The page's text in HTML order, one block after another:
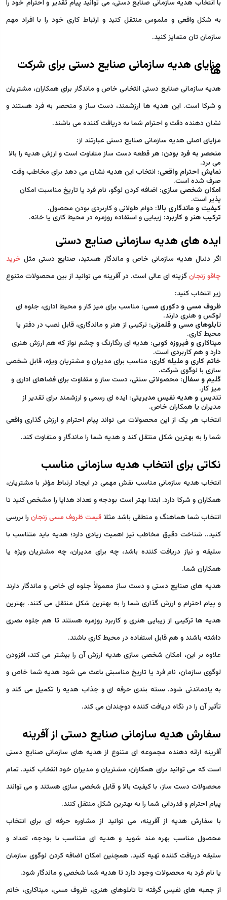
با انتخاب هدیه سازمانی صنایع دستی، می توانید پیام تقدیر و احترام خود را
به شکل واقعی و ملموس منتقل کنید و ارتباط کاری خود را با افراد مهم
سازمان تان متمایز کنید.
مزایای هدیه سازمانی صنایع دستی برای شرکت
ها
هدیه سازمانی صنایع دستی انتخابی خاص و ماندگار برای همکاران، مشتریان
و شرکا است. این هدیه ها ارزشمند، دست ساز و منحصر به فرد هستند و
نشان دهنده دقت و احترام شما به دریافت کننده می باشند.
مزایای اصلی هدیه سازمانی صنایع دستی عبارتند از:
منحصر به فرد بودن: هر قطعه دست ساز متفاوت است و ارزش هدیه را بالا
می برد.
نمایش احترام واقعی: انتخاب این هدیه نشان می دهد برای مخاطب وقت
صرف شده است.
امکان شخصی سازی: اضافه کردن لوگو، نام فرد یا تاریخ مناسبت امکان
پذیر است.
کیفیت و ماندگاری بالا: دوام طولانی و کاربردی بودن محصول.
ترکیب هنر و کاربرد: زیبایی و استفاده روزمره در محیط کاری یا خانه.
ایده های هدیه سازمانی صنایع دستی
اگر دنبال هدیه سازمانی خاص و ماندگار هستید، صنایع دستی مثل خرید
چاقو زنجانگزینه ای عالی است. در آفرینه می توانید از بین محصولات متنوع
زیر انتخاب کنید:
ظروف مسی و دکوری مسی: مناسب برای میز کار و محیط اداری، جلوه ای
لوکس و هنری دارند.
تابلوهای مسی و قلمزنی: ترکیبی از هنر و ماندگاری، قابل نصب در دفتر یا
محیط کاری.
میناکاری و فیروزه کوبی: هدیه ای رنگارنگ و چشم نواز که هم ارزش هنری
دارد و هم کاربردی است.
خاتم کاری و ملیله کاری: مناسب برای مدیران و مشتریان ویژه، قابل شخصی
سازی با لوگوی شرکت.
گلیم و سفال: محصولاتی سنتی، دست ساز و متفاوت برای فضاهای اداری و
میز کار.
تندیس و هدیه نفیس مدیریتی: ایده ای رسمی و ارزشمند برای تقدیر از
مدیران یا همکاران خاص.
انتخاب هر یک از این محصولات می تواند پیام احترام و ارزش گذاری واقعی
شما را به بهترین شکل منتقل کند و هدیه شما را ماندگار و متفاوت کند.
نکاتی برای انتخاب هدیه سازمانی مناسب
انتخاب هدیه سازمانی مناسب نقش مهمی در ایجاد ارتباط مؤثر با مشتریان،
همکاران و شرکا دارد. ابتدا بهتر است بودجه و تعداد هدایا را مشخص کنید تا
انتخاب شما هماهنگ و منطقی باشد مثلا قیمت ظروف مسی زنجان را بررسی
کنید.. شناخت دقیق مخاطب نیز اهمیت زیادی دارد؛ هدیه باید متناسب با
سلیقه و نیاز دریافت کننده باشد، چه برای مدیران، چه مشتریان ویژه یا
همکاران شما.
هدیه های صنایع دستی و دست ساز معمولاً جلوه ای خاص و ماندگار دارند
و پیام احترام و ارزش گذاری شما را به بهترین شکل منتقل می کنند. بهترین
هدیه ها ترکیبی از زیبایی هنری و کاربرد روزمره هستند تا هم جلوه بصری
داشته باشند و هم قابل استفاده در محیط کاری باشند.
علاوه بر این، امکان شخصی سازی هدیه ارزش آن را بیشتر می کند، افزودن
لوگوی سازمان، نام فرد یا تاریخ مناسبتی باعث می شود هدیه شما خاص و
به یادماندنی شود. بسته بندی حرفه ای و جذاب هدیه را تکمیل می کند و
تأثیر آن را در نگاه دریافت کننده دوچندان می کند.
سفارش هدیه سازمانی صنایع دستی از آفرینه
آفرینه ارائه دهنده مجموعه ای متنوع از هدیه های سازمانی صنایع دستی
است که می توانید برای همکاران، مشتریان و مدیران خود انتخاب کنید. تمام
محصولات دست ساز، با کیفیت بالا و قابل شخصی سازی هستند و می توانند
پیام احترام و قدردانی شما را به بهترین شکل منتقل کنند.
با سفارش هدیه از آفرینه، می توانید از مشاوره حرفه ای برای انتخاب
محصول مناسب بهره مند شوید و هدیه ای متناسب با بودجه، تعداد و
سلیقه دریافت کننده تهیه کنید. همچنین امکان اضافه کردن لوگوی سازمان
یا نام فرد به محصولات وجود دارد تا هدیه شما شخصی و ماندگار شود.
از جعبه های نفیس گرفته تا تابلوهای هنری، ظروف مسی، میناکاری، خاتم